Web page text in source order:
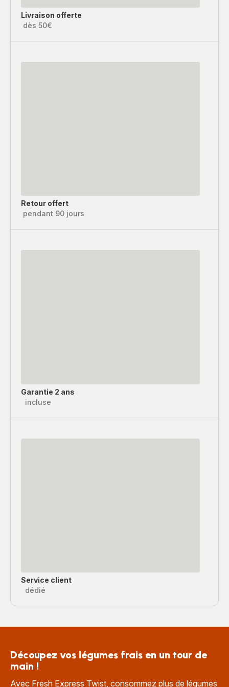
Livraison offerte
dès 50€
Retour offert
pendant 90 jours
Garantie 2 ans
incluse
Service client
dédié
Découpez vos légumes frais en un tour de
main !
Avec Fresh Express Twist, consommez plus de légumes